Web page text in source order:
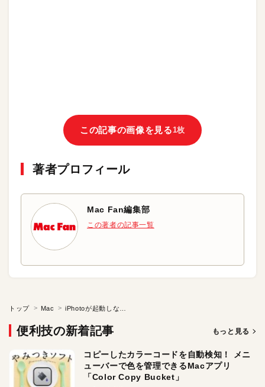
この記事の画像を見る1枚
著者プロフィール
Mac Fan編集部
この著者の記事一覧
トップ Mac
便利技の新着記事 もっと見る
コピーしたカラーコードを自動検知！ メニ
ューバーで色を管理できるMacアプリ
「Color Copy Bucket」